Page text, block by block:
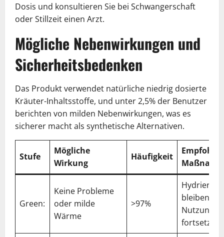
Dosis und konsultieren Sie bei Schwangerschaft
oder Stillzeit einen Arzt.
Mögliche Nebenwirkungen und
Sicherheitsbedenken
Das Produkt verwendet natürliche niedrig dosierte
Kräuter-Inhaltsstoffe, und unter 2,5% der Benutzer
berichten von milden Nebenwirkungen, was es
sicherer macht als synthetische Alternativen.
Stufe
Mögliche
Wirkung
Häufigkeit
Green:
Keine Probleme
oder milde
Wärme
>97%
Hydriert
bleiben
Nutzung
fortsetzen